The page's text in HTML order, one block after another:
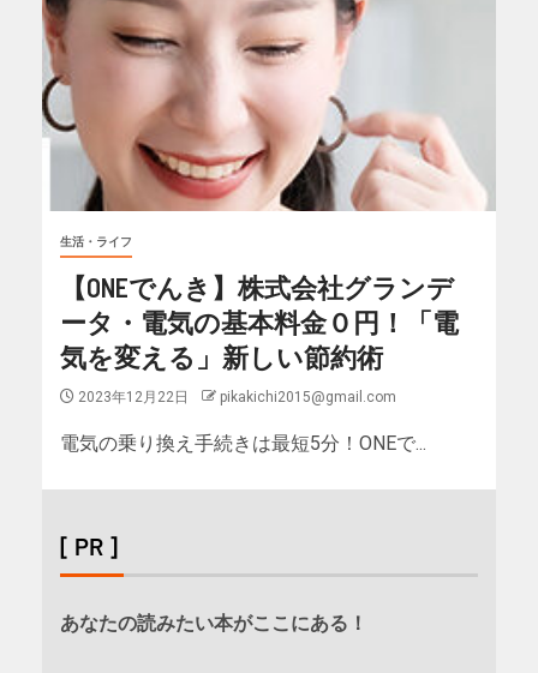
生活・ライフ
【ONEでんき】株式会社グランデ
ータ・電気の基本料金０円！「電
気を変える」新しい節約術
2023年12月22日 pikakichi2015@gmail.com
電気の乗り換え手続きは最短5分！ONEで...
[ PR ]
あなたの読みたい本がここにある！